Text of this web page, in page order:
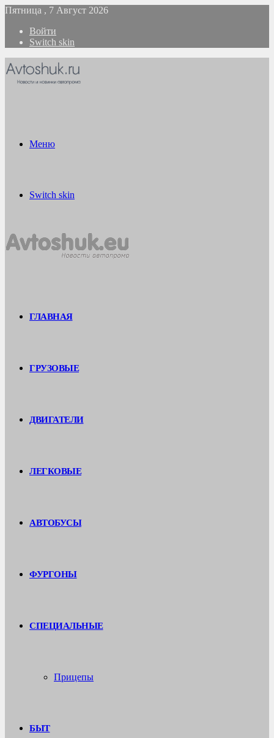
Пятница , 7 Август 2026
Войти
Switch skin
Меню
Switch skin
ГЛАВНАЯ
ГРУЗОВЫЕ
ДВИГАТЕЛИ
ЛЕГКОВЫЕ
АВТОБУСЫ
ФУРГОНЫ
СПЕЦИАЛЬНЫЕ
Прицепы
БЫТ